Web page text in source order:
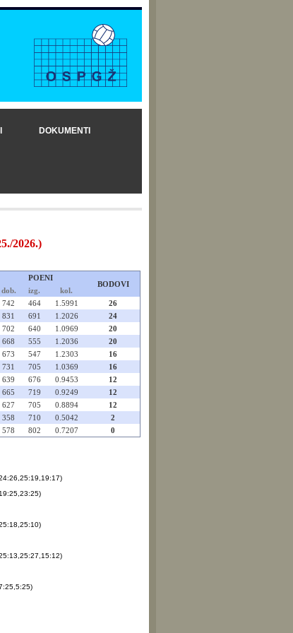
DOKUMENTI
2026.)
POENI
BODOVI
dob. izg.
kol.
742 464 1.5991
26
831 691 1.2026
24
702 640 1.0969
20
668 555 1.2036
20
673 547 1.2303
16
731 705 1.0369
16
639 676 0.9453
12
665 719 0.9249
12
627 705 0.8894
12
358 710 0.5042
2
578 802 0.7207 0